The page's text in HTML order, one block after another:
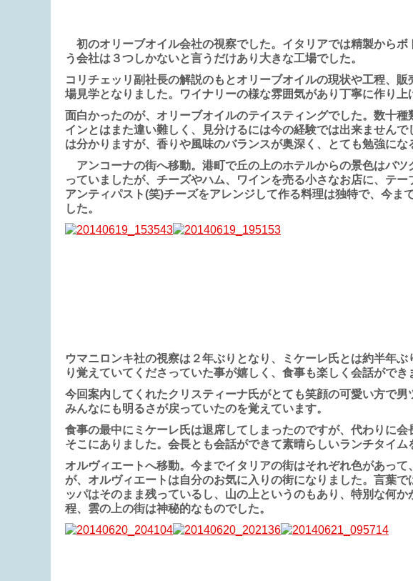
初のオリーブオイル会社の視察でした。イタリアでは精製からボ
う会社は３つしかないと言うだけあり大きな工場でした。
コリチェッリ副社長の解説のもとオリーブオイルの現状や工程、
場見学となりました。ワイナリーの様な雰囲気があり丁寧に作り上
面白かったのが、オリーブオイルのテイスティングでした。数十
インとはまた違い難しく、見分けるには今の経験では出来ません
は分かりますが、香りや風味のバランスが奥深く、とても勉強にな
アンコーナの街へ移動。港町で丘の上のホテルからの景色はバツ
っていましたが、チーズやハム、ワインを売る小さなお店に、テ
アンティパスト(笑)チーズをアレンジして作る料理は独特で、今ま
した。
ウマニロンキ社の視察は２年ぶりとなり、ミケーレ氏とは約半年
り覚えていてくださっていた事が嬉しく、食事も楽しく会話ができ
今回案内してくれたクリスティーナ氏がとても笑顔の可愛い方で
みんなにも明るさが戻っていたのを覚えています。
食事の最中にミケーレ氏は退席してしまったのですが、代わりに
そこにありました。会長とも会話ができて素晴らしいランチタイム
オルヴィエートへ移動。今までイタリアの街はそれぞれ色があっ
が、オルヴィエートは自分のお気に入りの街になりました。言葉
ッパはそのまま残っているし、山の上というのもあり、特別な何
程、雲の上の街は神秘的なものでした。